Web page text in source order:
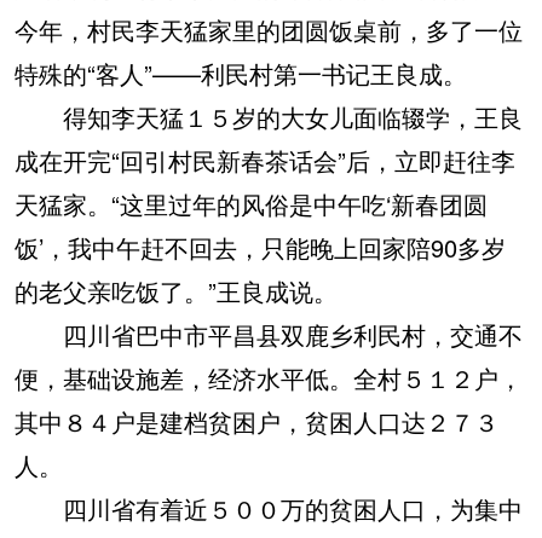
今年，村民李天猛家里的团圆饭桌前，多了一位
特殊的“客人”——利民村第一书记王良成。
得知李天猛１５岁的大女儿面临辍学，王良
成在开完“回引村民新春茶话会”后，立即赶往李
天猛家。“这里过年的风俗是中午吃‘新春团圆
饭’，我中午赶不回去，只能晚上回家陪90多岁
的老父亲吃饭了。”王良成说。
四川省巴中市平昌县双鹿乡利民村，交通不
便，基础设施差，经济水平低。全村５１２户，
其中８４户是建档贫困户，贫困人口达２７３
人。
四川省有着近５００万的贫困人口，为集中